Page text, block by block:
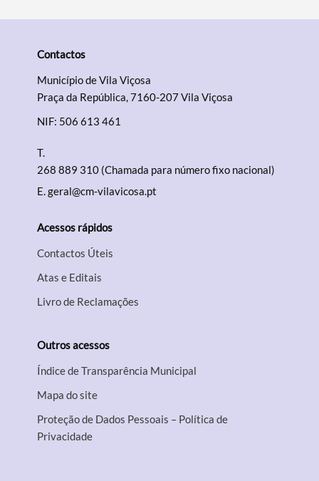
Contactos
Município de Vila Viçosa
Praça da República, 7160-207 Vila Viçosa
NIF: 506 613 461
T.
268 889 310 (Chamada para número fixo nacional)
E.geral@cm-vilavicosa.pt
Acessos rápidos
Contactos Úteis
Atas e Editais
Livro de Reclamações
Outros acessos
Índice de Transparência Municipal
Mapa do site
Proteção de Dados Pessoais – Política de
Privacidade